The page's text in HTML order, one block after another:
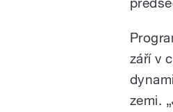
září v
zemi.